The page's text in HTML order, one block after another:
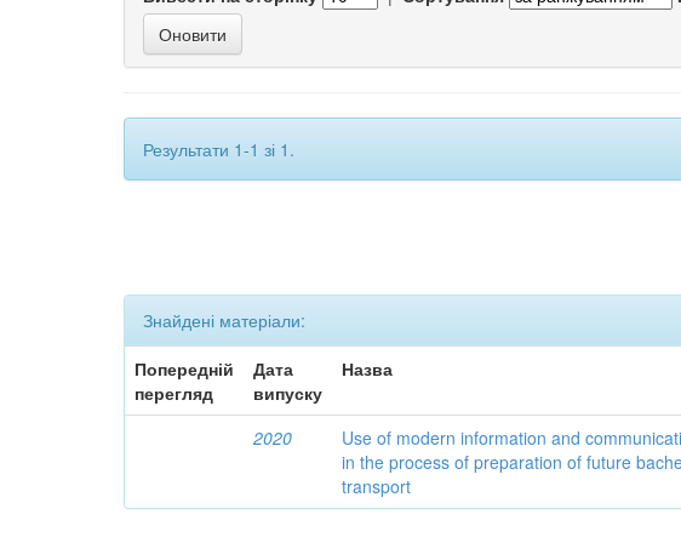
Результати 1-1 зі 1.
Знайдені матеріали:
Попередній
перегляд
Дата
випуску
Назва
2020
Use of modern information and
in the process of preparation of future
transport